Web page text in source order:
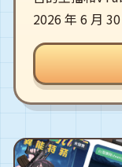
2026 年 6 月 30